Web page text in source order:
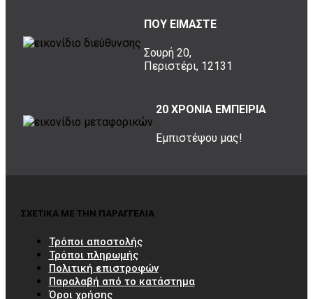
ΠΟΥ ΕΙΜΑΣΤΕ
Σουρή 20,
Περιστέρι, 12131
20 ΧΡΟΝΙΑ ΕΜΠΕΙΡΙΑ
Εμπιστέψου μας!
ΣΧΕΤΙΚΑ ΜΕ ΤΗΝ ΠΑΡΑΓΓΕΛΙΑ
Τρόποι αποστολής
Τρόποι πληρωμής
Πολιτική επιστροφών
Παραλαβή από το κατάστημα
Όροι χρήσης